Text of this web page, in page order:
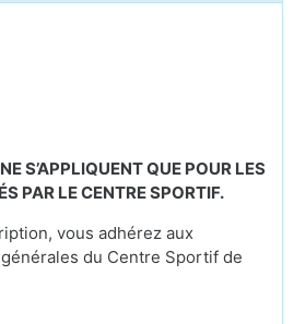
S’APPLIQUENT QUE POUR LES
PAR LE CENTRE SPORTIF.
vous adhérez aux
du Centre Sportif de